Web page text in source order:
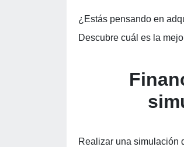
¿Estás pensando en
Descubre cuál es la
Realizar una simulación